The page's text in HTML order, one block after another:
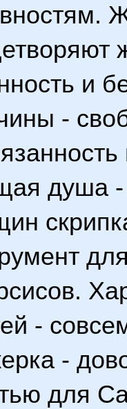
и
-
душа -
-
-
для